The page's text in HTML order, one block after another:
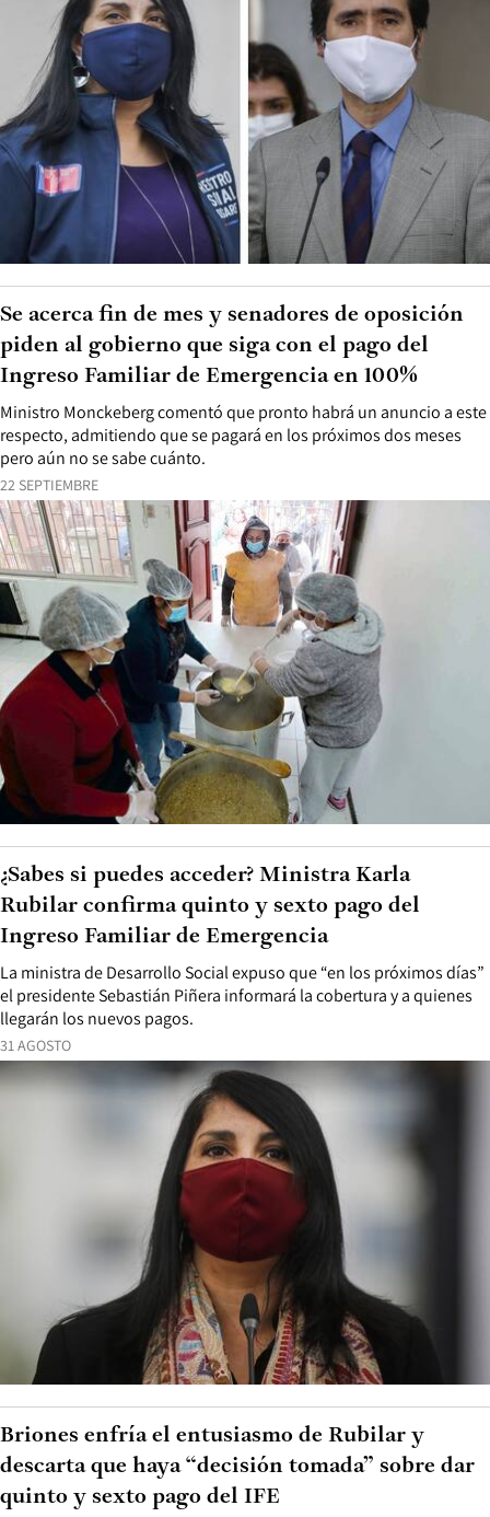
22 SEPTIEMBRE
Ministro Monckeberg comentó que pronto habrá un anuncio a este
respecto, admitiendo que se pagará en los próximos dos meses
pero aún no se sabe cuánto.
Se acerca fin de mes y senadores de oposición
piden al gobierno que siga con el pago del
Ingreso Familiar de Emergencia en 100%
31 AGOSTO
La ministra de Desarrollo Social expuso que “en los próximos días”
el presidente Sebastián Piñera informará la cobertura y a quienes
llegarán los nuevos pagos.
¿Sabes si puedes acceder? Ministra Karla
Rubilar confirma quinto y sexto pago del
Ingreso Familiar de Emergencia
Briones enfría el entusiasmo de Rubilar y
descarta que haya “decisión tomada” sobre dar
quinto y sexto pago del IFE